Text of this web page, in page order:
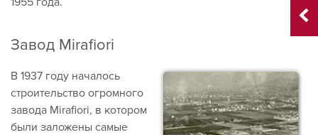
Завод Mirafiori
В 1937 году началось
строительство огромного
завода Mirafiori, в котором
были заложены самые